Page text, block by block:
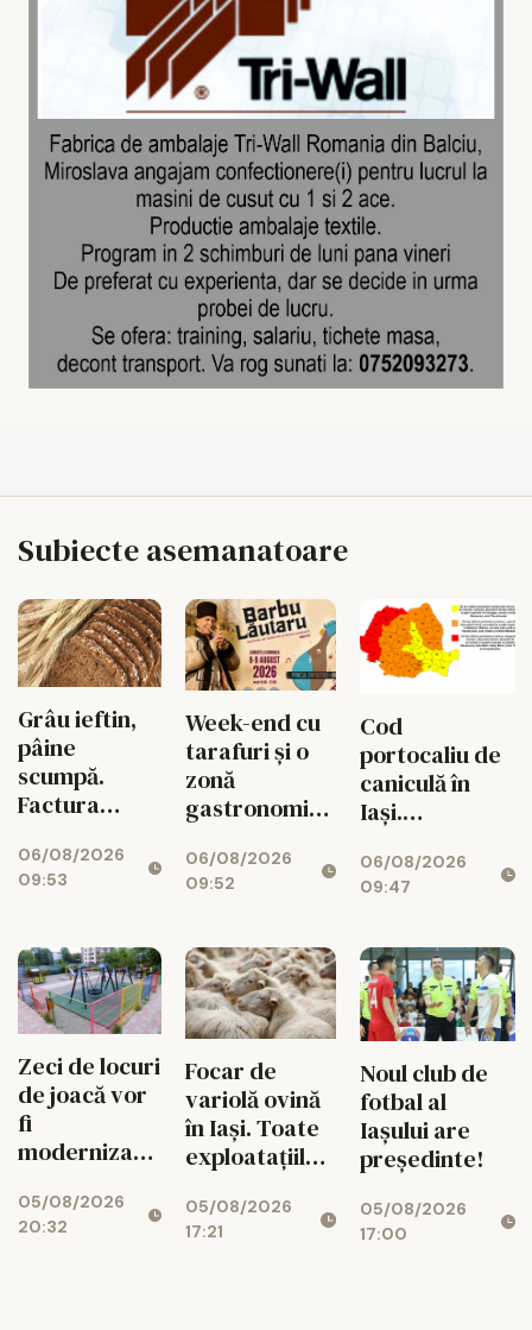
Subiecte asemanatoare
Grâu ieftin,
pâine
scumpă.
Factura
dintre câmp
și rafturile
06/08/2026
09:53
Week-end cu
tarafuri și o
zonă
gastronomică
06/08/2026
09:52
Cod
portocaliu de
caniculă în
Iași.
urcă la 38 de
grade,
noapte
tropicală
06/08/2026
09:47
Zeci de locuri
de joacă vor
fi
modernizate,
vor avea
zone de
05/08/2026
20:32
Focar de
variolă ovină
în Iași. Toate
exploatațiile
fi verificate
05/08/2026
17:21
Noul club de
fotbal al
Iașului are
președinte!
05/08/2026
17:00